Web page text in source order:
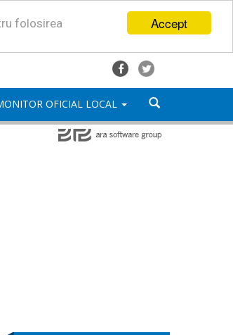
Accept
folosirea
OFICIAL LOCAL